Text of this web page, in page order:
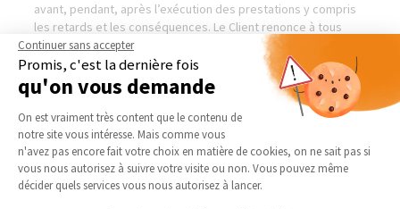
avant, pendant, après l’exécution des prestations y compris
les retards et les conséquences. Le Client renonce à tous
recours à l’encontre du Courtier.
CARTES AVANTAGES
Le Courtier propose au Client la Carte Avantages de Agence
de Nevers & Cosne sur Loire lui permettant de bénéficier de
tarifs spécifiques chez des fabricants, négociants en
matériaux et prestataires habitat, partenaires du Réseau
Continuer sans accepter
Promis, c'est la dernière fois
qu'on vous demande
Plateforme de Gestion du
On est vraiment très content que le contenu de
notre site vous intéresse. Mais comme vous
n'avez pas encore fait votre choix en matière de cookies, on ne sait pas si
vous nous autorisez à suivre votre visite ou non. Vous pouvez même
décider quels services vous nous autorisez à lancer.
Axeptio consent